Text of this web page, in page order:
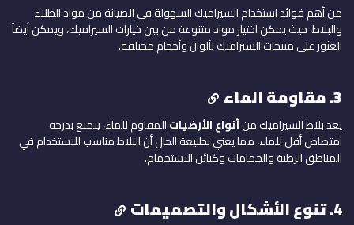
من أهم فوائد استخدام السيراميك السهولة في الصيانة من مواد الطلاء
والبلاط، حيث يمكن اختيار مواد متنوعة من بين خيارات السيراميك، ويمكن أيضاً
العثور على منتجات السيراميك بألوان وأحجام مختلفة.
3. مقاومة الماء
يعد بلاط السيراميك منأنواع الأرضياتالمقاوم للماء، يتمتع بدرجة
امتصاص أقل للماء، مما يعني بطبيعة الحال أن البلاط مناسب للاستخدام في
المناطق الرطبة والحمامات وكبائن الاستحمام.
4. تنوع الأشكال والتصميمات